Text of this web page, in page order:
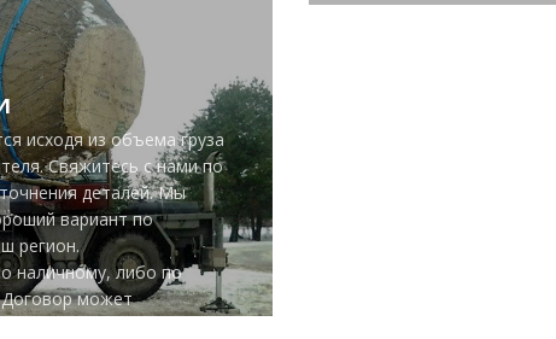
исходя из объема груза
Свяжитесь с нами по
деталей. Мы
вариант по
регион.
наличному, либо по
Договор может